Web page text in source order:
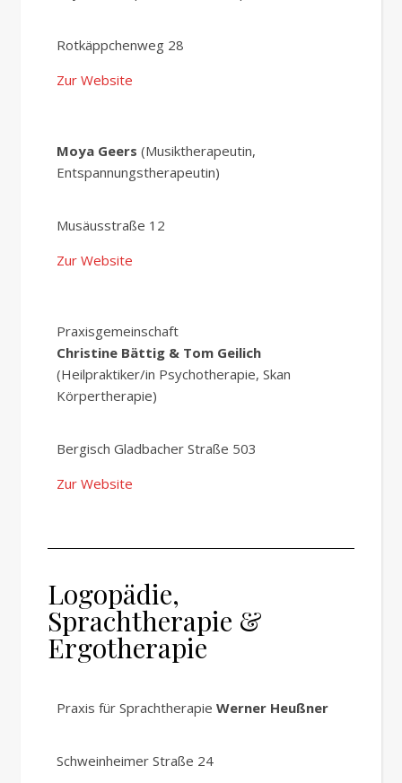
Rotkäppchenweg 28
Zur Website
Moya Geers (Musiktherapeutin,
Entspannungstherapeutin)
Musäusstraße 12
Zur Website
Praxisgemeinschaft
Christine Bättig & Tom Geilich
(Heilpraktiker/in Psychotherapie, Skan
Körpertherapie)
Bergisch Gladbacher Straße 503
Zur Website
Logopädie,
Sprachtherapie &
Ergotherapie
Praxis für Sprachtherapie Werner Heußner
Schweinheimer Straße 24